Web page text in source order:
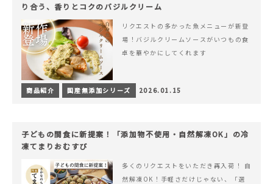
り合う、香りとコクのバジルクリーム
リクエストの多かった魚メニューが新登
場！バジルクリームソースがいつもの食
卓を華やかにしてくれます
商品紹介 国産無添加シリーズ 2026.01.15
子どもの間食に新提案！「添加物不使用・自然解凍OK」の冷
凍てまりおむすび
多くのリクエストをいただき再入荷！ 自
然解凍OK！手軽さだけじゃない、「選